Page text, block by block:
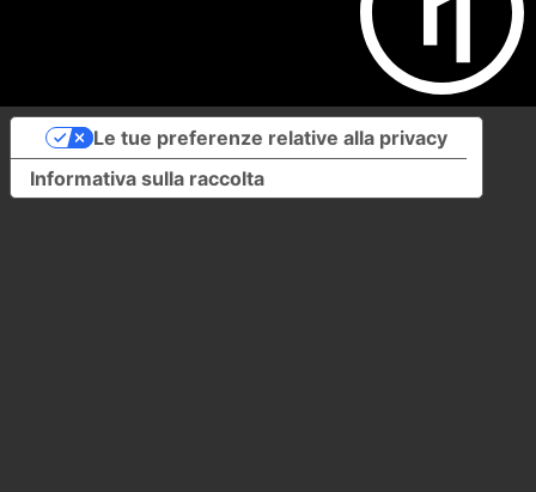
Informativa sulla raccolta
Le tue preferenze relative alla privacy